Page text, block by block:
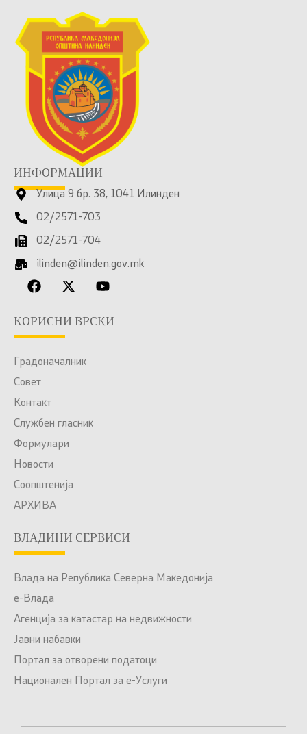
ИНФОРМАЦИИ
Улица 9 бр. 38, 1041 Илинден
02/2571-703
02/2571-704
ilinden@ilinden.gov.mk
КОРИСНИ ВРСКИ
Градоначалник
Совет
Контакт
Службен гласник
Формулари
Новости
Соопштенија
АРХИВА
ВЛАДИНИ СЕРВИСИ
Влада на Република Северна Македонија
е-Влада
Агенција за катастар на недвижности
Јавни набавки
Портал за отворени податоци
Национален Портал за е-Услуги